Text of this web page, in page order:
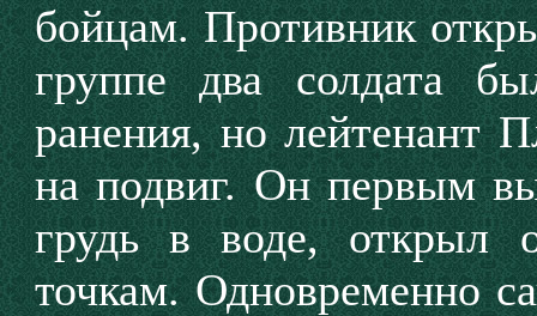
бойцам. Противник
группе два солдата
ранения, но лейтенант
на подвиг. Он пер­вым
грудь в воде, открыл
точкам. Одновременно